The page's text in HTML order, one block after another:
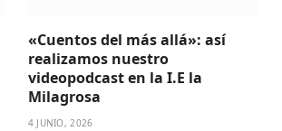
«Cuentos del más allá»: así
realizamos nuestro
videopodcast en la I.E la
Milagrosa
4 JUNIO, 2026